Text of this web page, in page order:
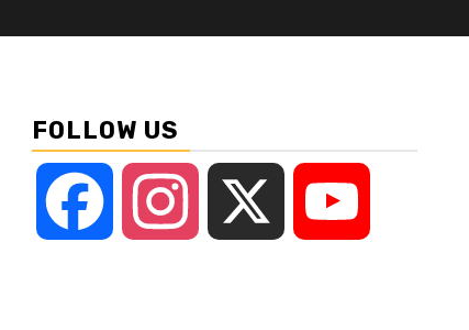
FOLLOW US
Facebook Instagram